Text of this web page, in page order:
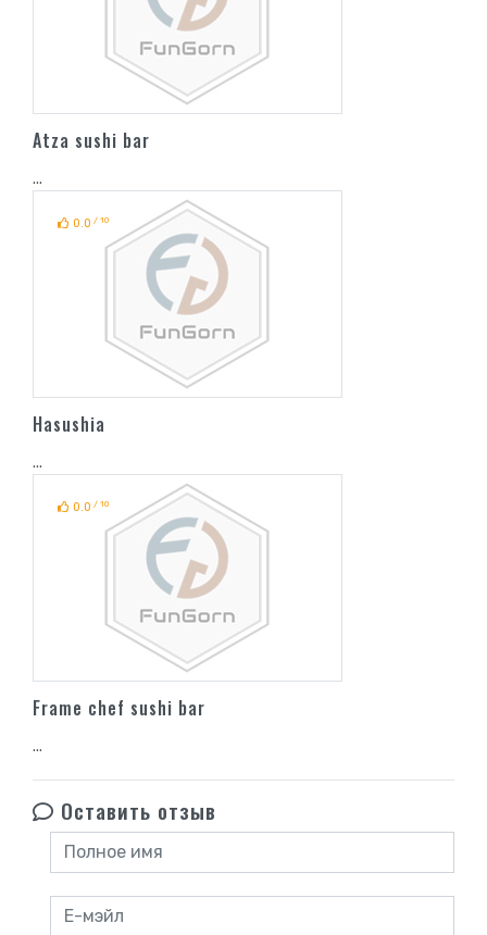
Atza sushi bar
...
0.0 / 10
Hasushia
...
0.0 / 10
Frame chef sushi bar
...
Оставить отзыв